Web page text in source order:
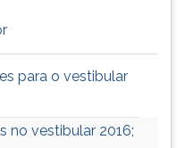
para o vestibular
no vestibular 2016;